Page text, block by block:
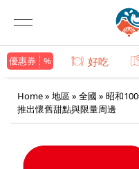
優惠券 好吃
Home» 地區» 全國 » 昭和
推出懷舊甜點與限量周邊